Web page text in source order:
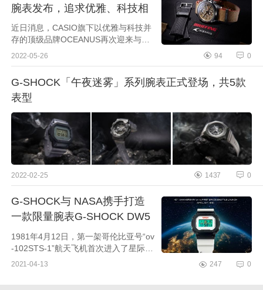
腕表发布，追求优雅、科技相
结合。
近日消息，CASIO旗下以优雅与科技并
存的顶级品牌OCEANUS再次迎来与机
能行李制造商BRIEFING进行合作，此
神「优雅、科技」的主题相结合。...
2022-05-26 94 0
G-SHOCK「午夜迷雾」系列腕表正式登场，共5款
表型
2022-02-25 1437 0
G-SHOCK与 NASA携手打造
一款限量腕表G-SHOCK DW5
600
1981年4月12日，第一架哥伦比亚号“ov
-102STS-1”航天飞机首次进入了星际空
间，距今已经40年了。为了纪念这一里
2021-04-13 247 0